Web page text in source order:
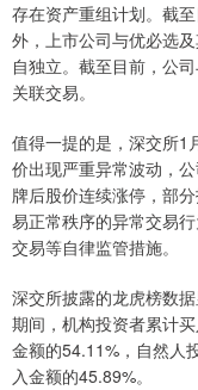
存在资产重组计划。截
外，上市公司与优必选
自独立。截至目前，公
关联交易。
值得一提的是，深交所1
价出现严重异常波动，
牌后股价连续涨停，部
易正常秩序的异常交易
交易等自律监管措施。
深交所披露的龙虎榜数
期间，机构投资者累计
金额的54.11%，自然人
入金额的45.89%。